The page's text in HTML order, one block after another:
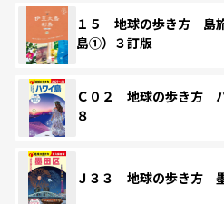
１５ 地球の歩き方 島
島①）３訂版
Ｃ０２ 地球の歩き方
８
Ｊ３３ 地球の歩き方